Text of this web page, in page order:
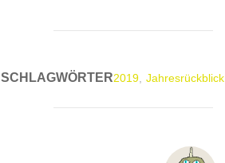
SCHLAGWÖRTER2019, Jahresrückblick,